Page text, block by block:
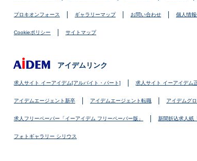
プロキオンフォース ギャラリーマップ お問い合わせ 個人情
Cookieポリシー サイトマップ
アイデムリンク
求人サイト イーアイデム[アルバイト・パート] 求人サイト イーアイデム
アイデムエージェント新卒 アイデムエージェント転職 アイデムグ
求人フリーペーパー「イーアイデム フリーペーパー版」 新聞折込求人紙
フォトギャラリー シリウス